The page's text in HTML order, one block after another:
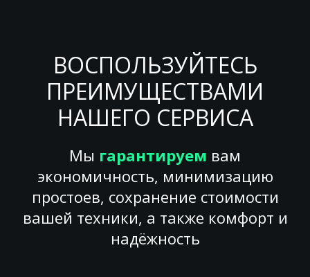
ВОСПОЛЬЗУЙТЕСЬ
ПРЕИМУЩЕСТВАМИ
НАШЕГО СЕРВИСА
Мы гарантируем вам
экономичность, минимизацию
простоев, сохранение стоимости
вашей техники, а также комфорт и
надёжность